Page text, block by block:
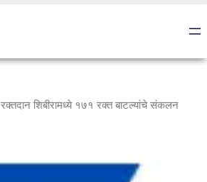
रक्तदान शिबीरामध्ये १७१ रक्त बाटल्यांचे संकलन